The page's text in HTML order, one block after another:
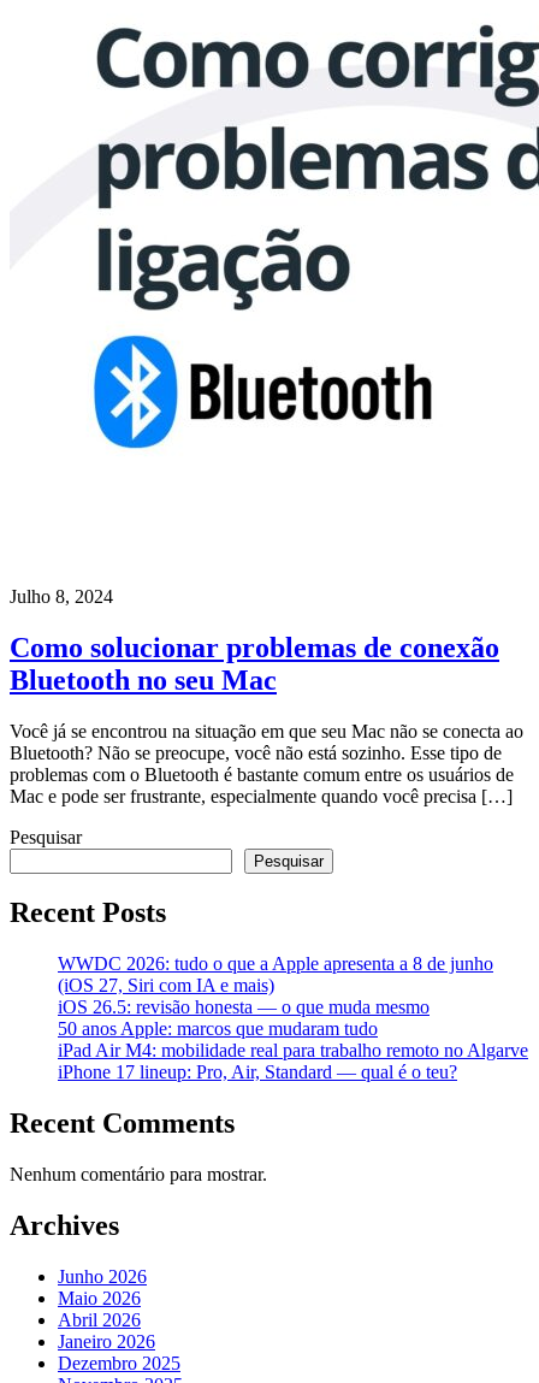
Julho 8, 2024
Como solucionar problemas de conexão
Bluetooth no seu Mac
Você já se encontrou na situação em que seu Mac não se conecta ao
Bluetooth? Não se preocupe, você não está sozinho. Esse tipo de
problemas com o Bluetooth é bastante comum entre os usuários de
Mac e pode ser frustrante, especialmente quando você precisa […]
Pesquisar
Pesquisar
Recent Posts
WWDC 2026: tudo o que a Apple apresenta a 8 de junho
(iOS 27, Siri com IA e mais)
iOS 26.5: revisão honesta — o que muda mesmo
50 anos Apple: marcos que mudaram tudo
iPad Air M4: mobilidade real para trabalho remoto no Algarve
iPhone 17 lineup: Pro, Air, Standard — qual é o teu?
Recent Comments
Nenhum comentário para mostrar.
Archives
Junho 2026
Maio 2026
Abril 2026
Janeiro 2026
Dezembro 2025